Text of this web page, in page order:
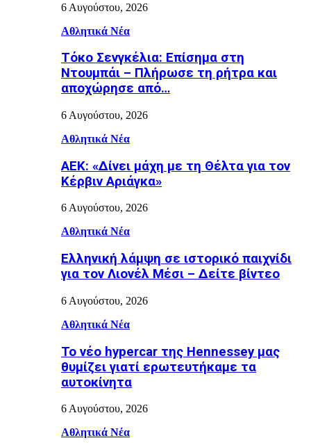
6 Αυγούστου, 2026
Αθλητικά Νέα
Τόκο Σενγκέλια: Επίσημα στη
Ντουμπάι – Πλήρωσε τη ρήτρα και
αποχώρησε από…
6 Αυγούστου, 2026
Αθλητικά Νέα
AEK: «Δίνει μάχη με τη Θέλτα για τον
Κέρβιν Αριάγκα»
6 Αυγούστου, 2026
Αθλητικά Νέα
Ελληνική λάμψη σε ιστορικό παιχνίδι
για τον Λιονέλ Μέσι – Δείτε βίντεο
6 Αυγούστου, 2026
Αθλητικά Νέα
Το νέο hypercar της Hennessey μας
θυμίζει γιατί ερωτευτήκαμε τα
αυτοκίνητα
6 Αυγούστου, 2026
Αθλητικά Νέα